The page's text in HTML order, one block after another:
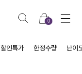
0
할인특가 한정수량 난이